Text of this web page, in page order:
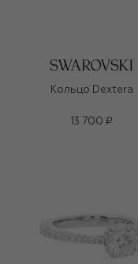
Кольцо Dextera
13 700 ₽